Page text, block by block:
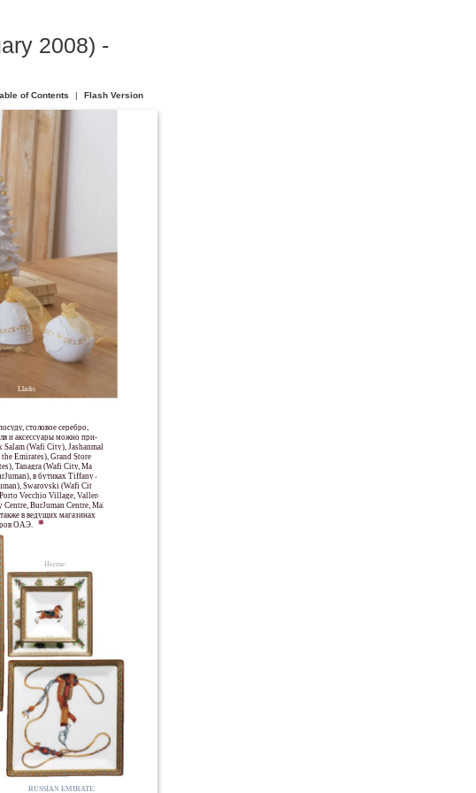
2008) -
RUSSIAN EMIRATES
столовое серебро,
и аксессуары можно при-
Salam (Wafi City), Jashanmal
Emirates), Grand Stores
Tanagra (Wafi City, Mall
в бутиках Tiffany &
Swarovski (Wafi City,
Vecchio Village, Valleroy
BurJuman Centre, Mall
в ведущих магазинах
ОАЭ.
Lladro
Hermes
of Contents | Flash Version